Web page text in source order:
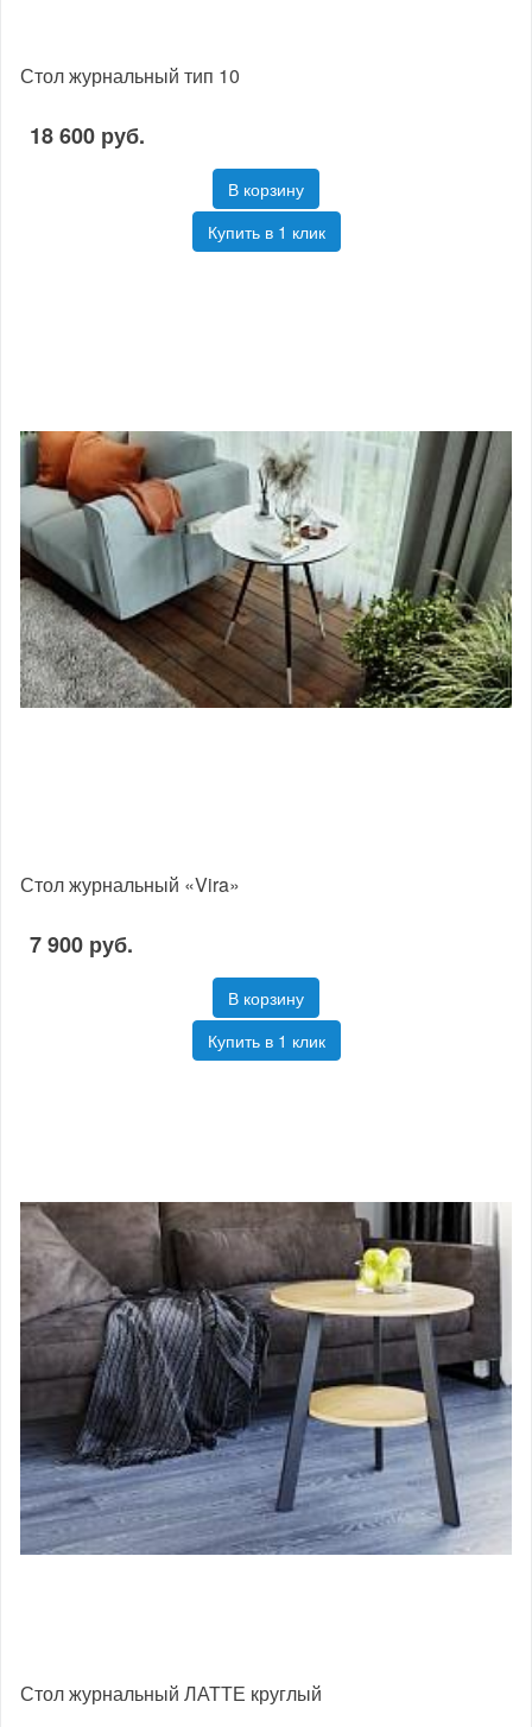
Стол журнальный тип 10
18 600 руб.
В корзину
Купить в 1 клик
Стол журнальный «Vira»
7 900 руб.
В корзину
Купить в 1 клик
Стол журнальный ЛАТТЕ круглый